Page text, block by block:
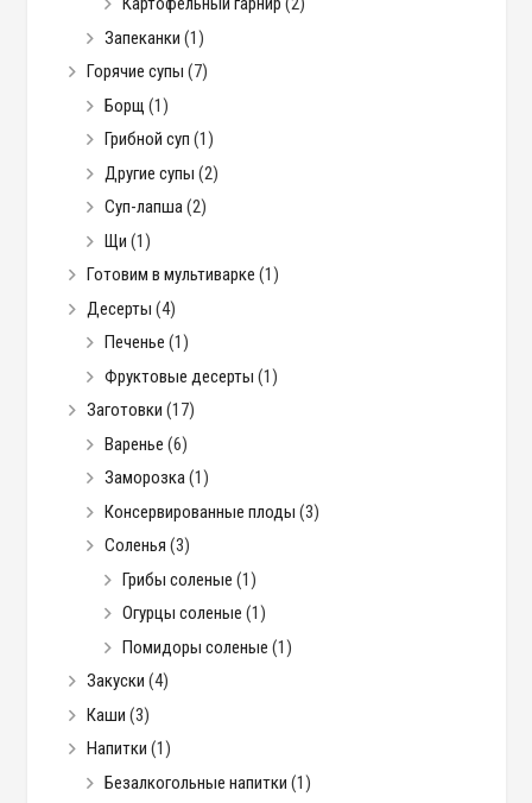
Запеканки (1)
Горячие супы (7)
Борщ (1)
Грибной суп (1)
Другие супы (2)
Суп-лапша(2)
Щи (1)
Готовим в мультиварке (1)
Десерты (4)
Печенье (1)
Фруктовые десерты (1)
Заготовки (17)
Варенье (6)
Заморозка(1)
Консервированные плоды (3)
Соленья (3)
Грибы соленые (1)
Огурцы соленые (1)
Помидоры соленые (1)
Закуски (4)
Каши (3)
Напитки (1)
Безалкогольные напитки (1)